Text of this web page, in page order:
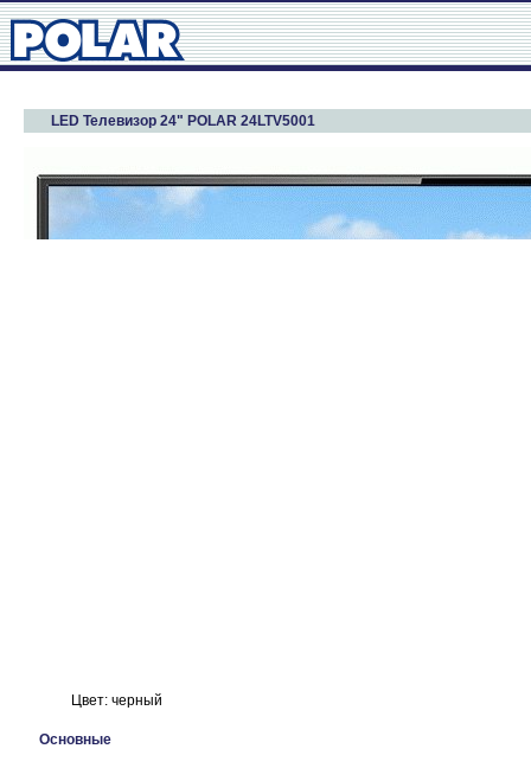
LED Телевизор 24" POLAR 24LTV5001
Цвет: черный
Основные